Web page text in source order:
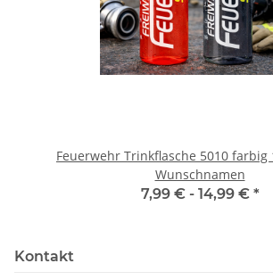
Feuerwehr Trinkflasche 5010 farbig
Wunschnamen
7,99 € - 14,99 € *
Kontakt